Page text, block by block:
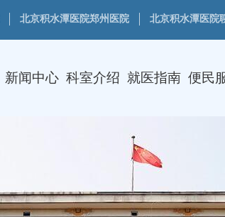
北京积水潭医院郑州医院 北京积水潭医院
新闻中心 科室介绍 就医指南 便民